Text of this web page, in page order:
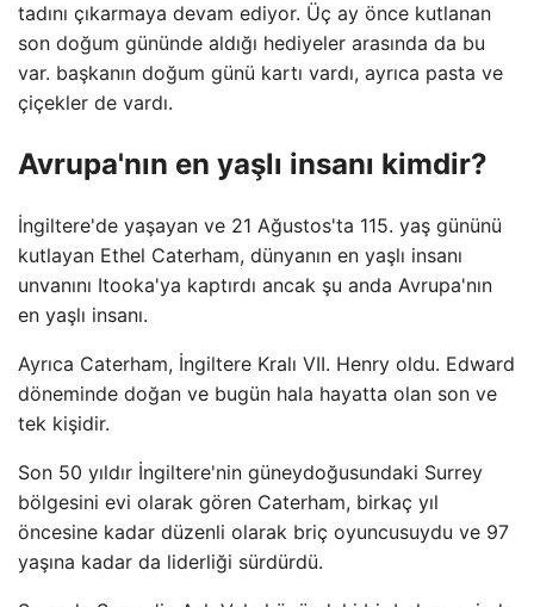
tadını çıkarmaya devam ediyor. Üç ay önce kutlanan
son doğum gününde aldığı hediyeler arasında da bu
var. başkanın doğum günü kartı vardı, ayrıca pasta ve
çiçekler de vardı.
Avrupa'nın en yaşlı insanı kimdir?
İngiltere'de yaşayan ve 21 Ağustos'ta 115. yaş gününü
kutlayan Ethel Caterham, dünyanın en yaşlı insanı
unvanını Itooka'ya kaptırdı ancak şu anda Avrupa'nın
en yaşlı insanı.
Ayrıca Caterham, İngiltere Kralı VII. Henry oldu. Edward
döneminde doğan ve bugün hala hayatta olan son ve
tek kişidir.
Son 50 yıldır İngiltere'nin güneydoğusundaki Surrey
bölgesini evi olarak gören Caterham, birkaç yıl
öncesine kadar düzenli olarak briç oyuncusuydu ve 97
yaşına kadar da liderliği sürdürdü.